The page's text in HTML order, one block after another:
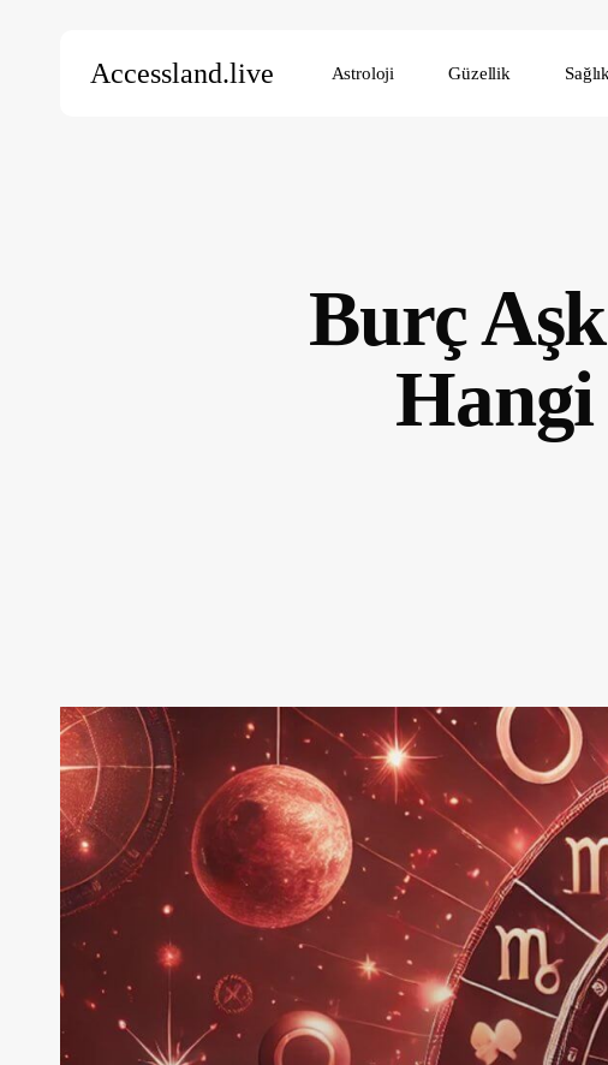
Accessland.live Astroloji Güzellik Sağlık
Burç